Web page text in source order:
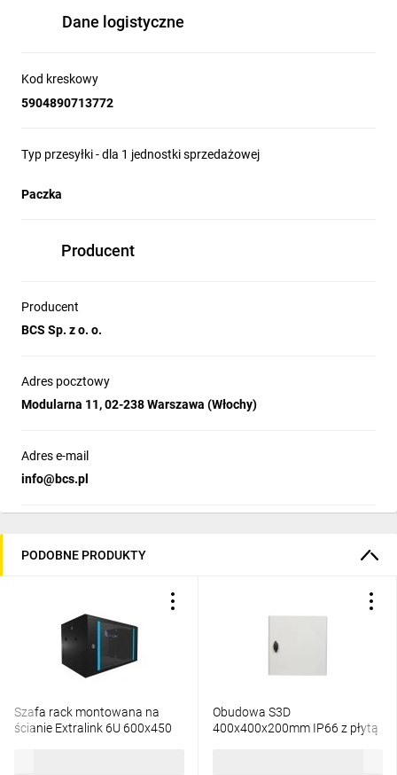
Dane logistyczne
Kod kreskowy
5904890713772
Typ przesyłki - dla 1 jednostki sprzedażowej
Paczka
Producent
Producent
BCS Sp. z o. o.
Adres pocztowy
Modularna 11, 02-238 Warszawa (Włochy)
Adres e-mail
info@bcs.pl
PODOBNE PRODUKTY
Szafa rack montowana na
ścianie Extralink 6U 600x450
Obudowa S3D
400x400x200mm IP66 z płytą